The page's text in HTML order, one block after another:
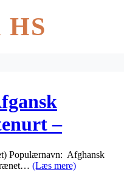
HS
–
Populærnavn: Afghansk
(Læs mere)